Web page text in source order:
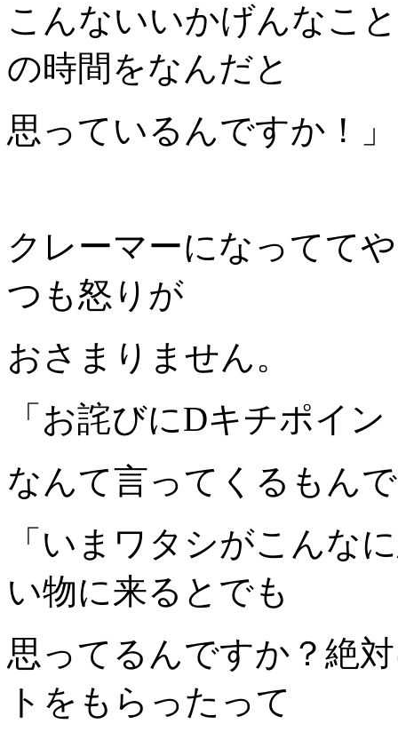
こんないいかげんなこ
の時間をなんだと
思っているんですか！」
クレーマーになってて
つも怒りが
おさまりません。
「お詫びにDキチポイ
なんて言ってくるもんで
「いまワタシがこんな
い物に来るとでも
思ってるんですか？絶
トをもらったって